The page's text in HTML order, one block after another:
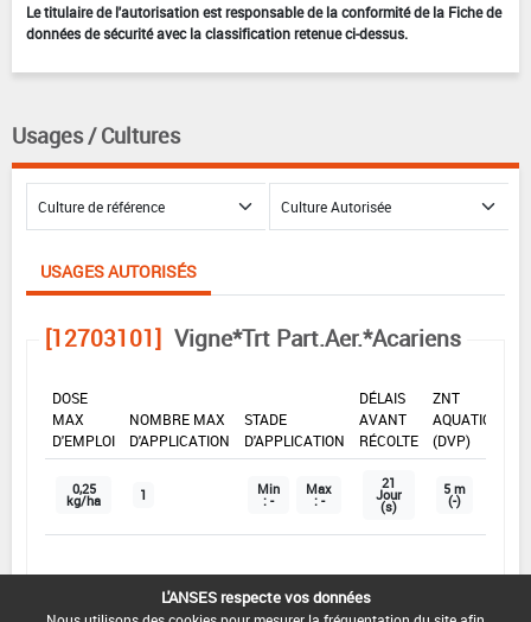
Le titulaire de l'autorisation est responsable de la conformité de la Fiche de
données de sécurité avec la classification retenue ci-dessus.
Usages / Cultures
USAGES AUTORISÉS
[12703101] Vigne*Trt Part.Aer.*Acariens
DOSE
MAX
D'EMPLOI
NOMBRE MAX
D'APPLICATION
STADE
D'APPLICATION
DÉLAIS
AVANT
RÉCOLTE
ZNT
AQUATIQUE
(DVP)
0,25
kg/ha 1 Min
: -
Max
: -
21
Jour
(s)
5 m
(-)
INTERVALLE MINIMUM ENTRE APPLICATIONS :
L'ANSES respecte vos données